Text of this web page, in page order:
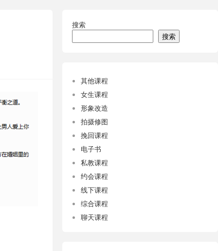
搜索
搜索
其他课程
女生课程
形象改造
拍摄修图
挽回课程
电子书
私教课程
约会课程
线下课程
综合课程
聊天课程